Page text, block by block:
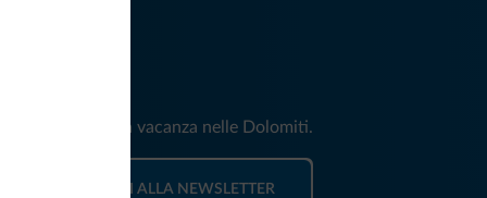
news per la tua vacanza nelle Dolomiti.
ISCRIVITI ALLA NEWSLETTER